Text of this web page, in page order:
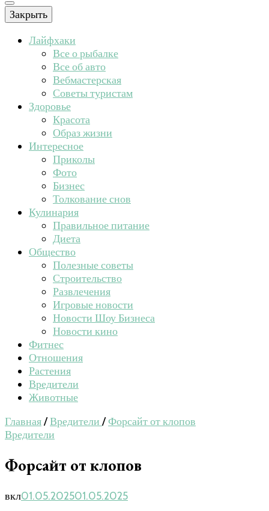
Закрыть
Лайфхаки
Все о рыбалке
Все об авто
Вебмастерская
Советы туристам
Здоровье
Красота
Образ жизни
Интересное
Приколы
Фото
Бизнес
Толкование снов
Кулинария
Правильное питание
Диета
Общество
Полезные советы
Строительство
Развлечения
Игровые новости
Новости Шоу Бизнеса
Новости кино
Фитнес
Отношения
Растения
Вредители
Животные
Главная/Вредители /Форсайт от клопов
Вредители
Форсайт от клопов
вкл01.05.202501.05.2025